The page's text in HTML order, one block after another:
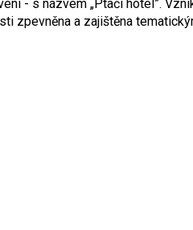
- s názvem „Ptačí hotel”.
zpevněna a zajištěna